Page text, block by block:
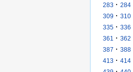
283 · 284
309 · 310
335 · 336
361
· 362
387 · 388
413 · 414